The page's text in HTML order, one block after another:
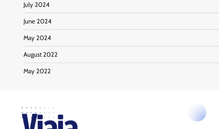
July 2024
June 2024
May 2024
August 2022
May 2022